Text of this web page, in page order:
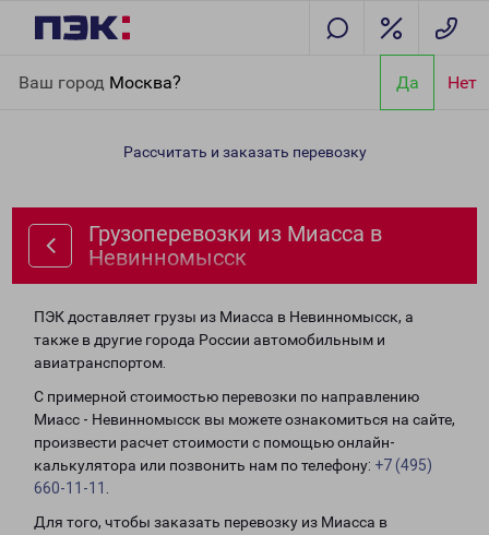
Ваш город Москва? Да Нет
Невинномысск
Рассчитать и заказать перевозку
Грузоперевозки из Миасса в
Невинномысск
ПЭК доставляет грузы из Миасса в Невинномысск, а
также в другие города России автомобильным и
авиатранспортом.
С примерной стоимостью перевозки по направлению
Миасс - Невинномысск вы можете ознакомиться на сайте,
произвести расчет стоимости с помощью онлайн-
калькулятора или позвонить нам по телефону: +7 (495)
660-11-11
Для того, чтобы заказать перевозку из Миасса в